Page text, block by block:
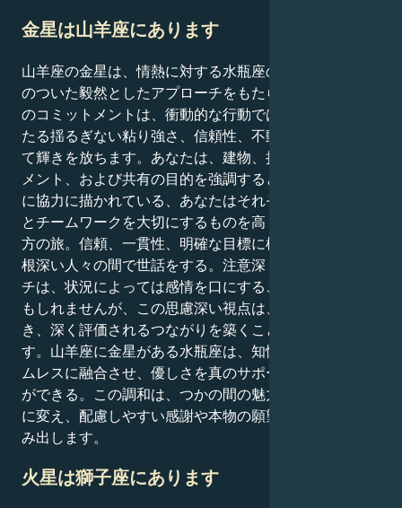
金星は山羊座にあります
山羊座の金星は、情熱に対する水瓶座の視点に、地に足
のついた毅然としたアプローチをもたらします。あなた
のコミットメントは、衝動的な行動ではなく、細部にわ
たる揺るぎない粘り強さ、信頼性、不動の忍耐力におい
て輝きを放ちます。あなたは、建物、持続的なコミット
メント、および共有の目的を強調するという事実と一緒
に協力に描かれている、あなたはそれぞれの立場で献身
とチームワークを大切にするものを高く評価している前
方の旅。信頼、一貫性、明確な目標に根ざした、貴重で
根深い人々の間で世話をする。注意深く慎重なアプロー
チは、状況によっては感情を口にすることを制限するか
もしれませんが、この思慮深い視点は、永続的で信頼で
き、深く評価されるつながりを築くことを可能にしま
す。山羊座に金星がある水瓶座は、知性と機能性をシー
ムレスに融合させ、優しさを真のサポートに向けること
ができる。この調和は、つかの間の魅力を永続的な決意
に変え、配慮しやすい感謝や本物の願望を育む交流を生
み出します。
火星は獅子座にあります